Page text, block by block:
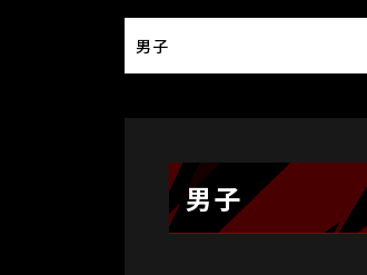
男子
男子